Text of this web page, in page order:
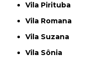
Vila Pirituba
Vila Romana
Vila Suzana
Vila Sônia